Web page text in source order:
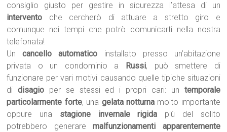
consiglio giusto per gestire in sicurezza l’attesa di un
intervento che cercherò di attuare a stretto giro e
comunque nei tempi che potrò comunicarti nella nostra
telefonata!
Uncancello automatico installato presso un’abitazione
privata o un condominio a
Russi, può smettere di
funzionare per vari motivi causando quelle tipiche situazioni
didisagio per se stessi ed i propri cari: un temporale
particolarmente forte, una gelata notturnamolto importante
oppure una stagione invernale rigida più del solito
potrebbero generaremalfunzionamenti apparentemente